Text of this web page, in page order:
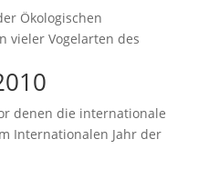
Ökologischen
vieler Vogelarten des
denen die internationale
Internationalen Jahr der